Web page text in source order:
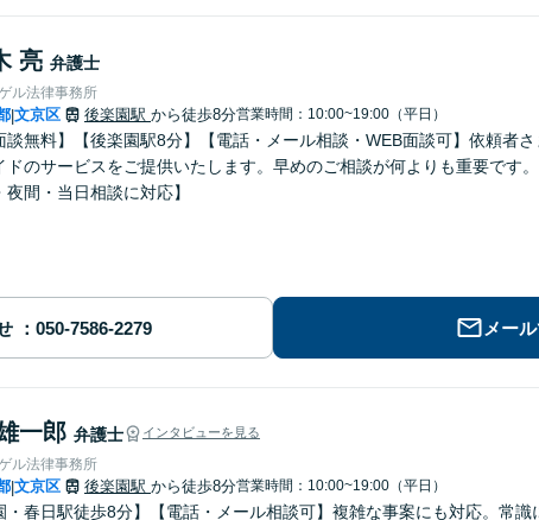
亮 弁護士
ル法律事務所
|文京区 後楽園駅 から徒歩8分営業時間：10:00~19:00（平日）
談無料】【後楽園駅8分】【電話・メール相談・WEB面談可】依頼者
ドのサービスをご提供いたします。早めのご相談が何よりも重要です
夜間・当日相談に対応】
メー
一郎 弁護士 インタビューを見る
ル法律事務所
|文京区 後楽園駅 から徒歩8分営業時間：10:00~19:00（平日）
・春日駅徒歩8分】【電話・メール相談可】複雑な事案にも対応。常